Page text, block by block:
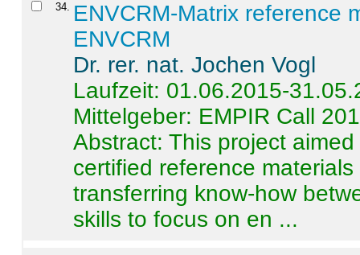
34. ENVCRM-Matrix reference
ENVCRM
Dr. rer. nat. Jochen Vogl
Laufzeit: 01.06.2015-
Mittelgeber: EMPIR Call
Abstract:This project
certified reference
transferring know-how
skills to focus on en ...